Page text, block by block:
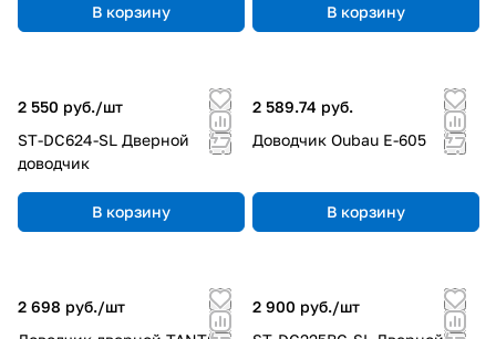
В корзину В корзину
2 550 руб./шт
ST-DC624-SL Дверной
доводчик
В корзину
2 589.74 руб.
Доводчик Oubau E-605
В корзину
2 698 руб./шт
2 900 руб./шт